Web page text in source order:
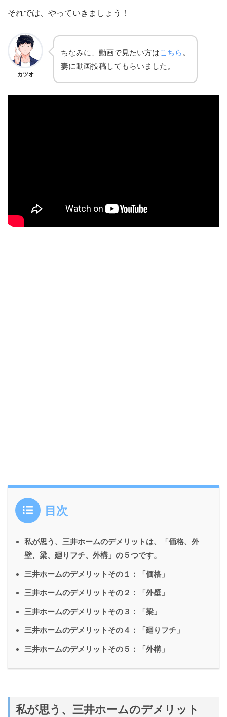
それでは、やっていきましょう！
カツオ
ちなみに、動画で見たい方はこちら 。
妻に動画投稿してもらいました。
目次
私が思う、三井ホームのデメリットは、「価格、外
壁、梁、廻りフチ、外構」の５つです。
三井ホームのデメリットその１：「価格」
三井ホームのデメリットその２：「外壁」
三井ホームのデメリットその３：「梁」
三井ホームのデメリットその４：「廻りフチ」
三井ホームのデメリットその５：「外構」
私が思う、三井ホームのデメリット